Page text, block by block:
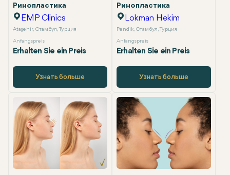
Ринопластика
EMP Clinics
Ataşehir, Стамбул, Турция
Anfangspreis
Erhalten Sie ein Preis
Узнать больше
Ринопластика
Lokman Hekim
Pendik, Стамбул, Турция
Специальный пакет услуг
Anfangspreis
Erhalten Sie ein Preis
Узнать больше